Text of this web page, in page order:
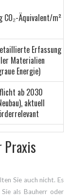
CO₂-Äquivalent/m²
Erfassung
Materialien
Energie)
ab 2030
aktuell
Praxis
Sie auch nicht. Es
als Bauherr oder